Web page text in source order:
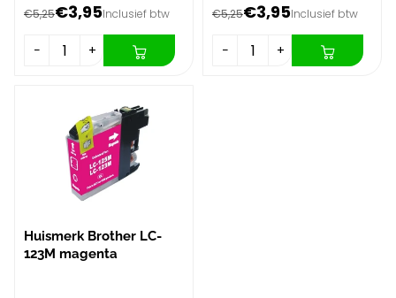
€5,25€3,95Inclusief btw
− +
€5,25€3,95Inclusief btw
− +
Huismerk Brother LC-
123M magenta